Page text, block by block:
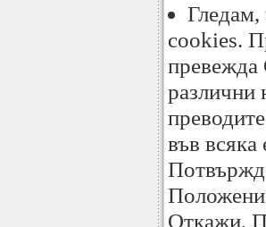
Гледам,
cookies.
превежда
различни
във
Откажи,